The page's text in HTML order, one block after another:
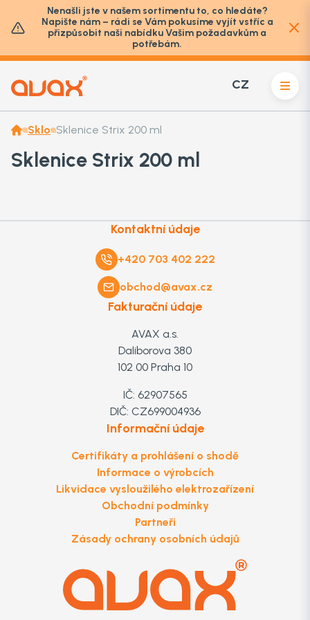
Nenašli jste v našem sortimentu to, co hledáte?
Napište nám – rádi se Vám pokusíme vyjít vstříc a
přizpůsobit naši nabídku Vašim požadavkům a
potřebám.
CZ
Sklo Sklenice Strix 200 ml
Sklenice Strix 200 ml
Kontaktní údaje
+420 703 402 222
obchod@avax.cz
Fakturační údaje
AVAX a.s.
Daliborova 380
102 00 Praha 10
IČ: 62907565
DIČ: CZ699004936
Informační údaje
Certifikáty a prohlášení o shodě
Informace o výrobcích
Likvidace vysloužilého elektrozařízení
Obchodní podmínky
Partneři
Zásady ochrany osobních údajů